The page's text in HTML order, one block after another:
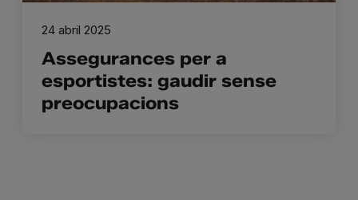
Assegurances per a
esportistes: gaudir sense
preocupacions
24 abril 2025